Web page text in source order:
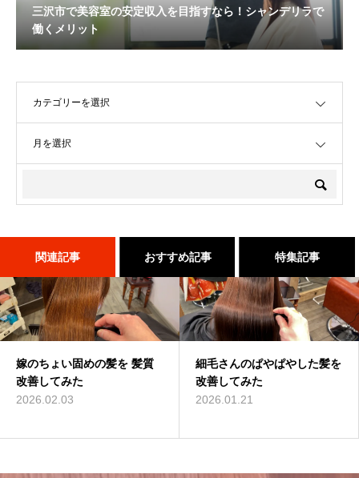
三沢市で美容室の安定収入を目指すなら！シャンデリラで
働くメリット
関連記事 おすすめ記事 特集記事
嫁のちょい固めの髪を 髪質
改善してみた
2026.02.03
細毛さんのぱやぱやした髪を
改善してみた
2026.01.21
１００％の髪質改善！ シャ
ンデリラの髪質改善システム
とは
これで完璧!!今風な髪型のハ
イライトはこう入れるべし
2018.09.04
１００％の髪質改善！ シャ
ンデリラの髪質改善システム
とは
２０２５年度新卒生募集いた
します
2024.09.09